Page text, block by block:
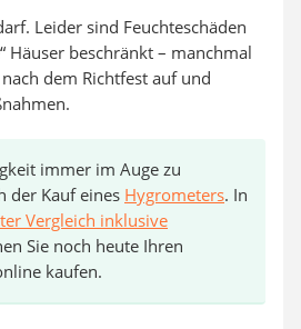
Leider sind Feuchteschäden
Häuser beschränkt – manchmal
dem Richtfest auf und
immer im Auge zu
der Kauf eines Hygrometers. In
Vergleich inklusive
Sie noch heute Ihren
kaufen.